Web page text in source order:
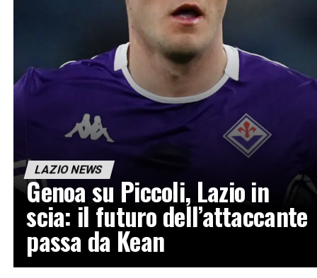
LAZIO NEWS
Genoa su Piccoli, Lazio in
scia: il futuro dell’attaccante
passa da Kean